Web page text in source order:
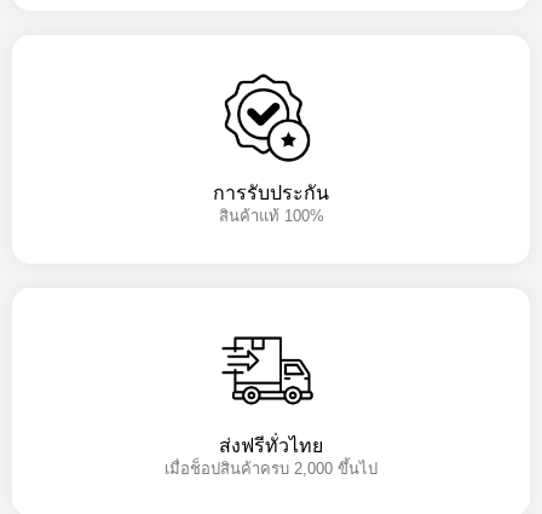
การรับประกัน
สินค้าแท้ 100%
ส่งฟรีทั่วไทย
เมื่อช็อปสินค้าครบ 2,000 ขึ้นไป